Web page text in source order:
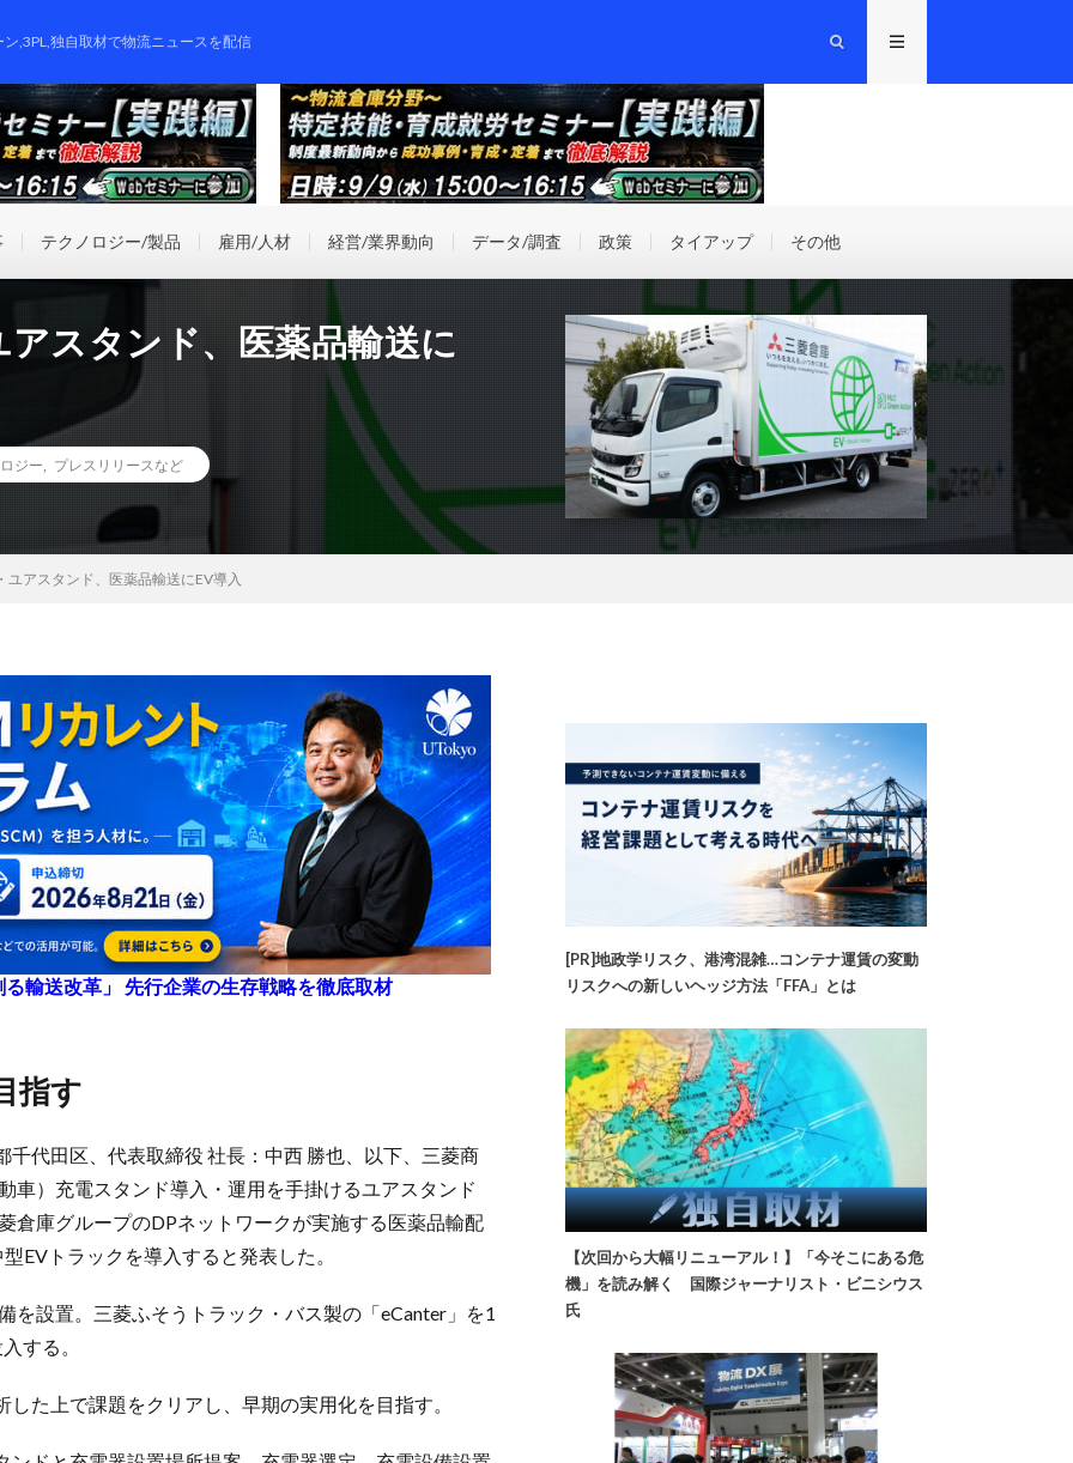
,3PL,独自取材で物流ニュースを配信
テクノロジー/製品 雇用/人材 経営/業界動向 データ/調査 政策 タイアップ その他
スタンド、医薬品輸送に
ジー プレスリリースなど
ユアスタンド、医薬品輸送にEV導入
輸送改革」 先行企業の生存戦略を徹底取材
指す
代田区、代表取締役 社長：中西 勝也、以下、三菱商
車）充電スタンド導入・運用を手掛けるユアスタンド
倉庫グループのDPネットワークが実施する医薬品輸配
EVトラックを導入すると発表した。
を設置。三菱ふそうトラック・バス製の「eCanter」を1
する。
た上で課題をクリアし、早期の実用化を目指す。
[PR]地政学リスク、港湾混雑…コンテナ運賃の変動
リスクへの新しいヘッジ方法「FFA」とは
【次回から大幅リニューアル！】「今そこにある危
機」を読み解く 国際ジャーナリスト・ビニシウス
氏